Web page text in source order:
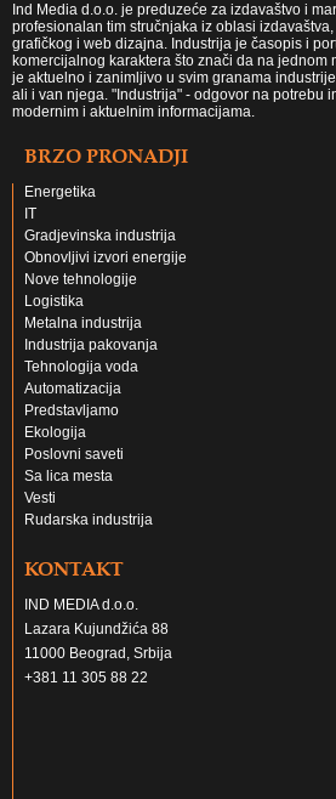
Ind Media d.o.o. je preduzeće za izdavaštvo i
profesionalan tim stručnjaka iz oblasi
grafičkog i web dizajna. Industrija je časopis i
komercijalnog karaktera što znači da na jednom
je aktuelno i zanimljivo u svim granama
ali i van njega. "Industrija" - odgovor na potrebu
modernim i aktuelnim informacijama.
BRZO PRONADJI
Energetika
IT
Gradjevinska industrija
Obnovljivi izvori energije
Nove tehnologije
Logistika
Metalna industrija
Industrija pakovanja
Tehnologija voda
Automatizacija
Predstavljamo
Ekologija
Poslovni saveti
Sa lica mesta
Vesti
Rudarska industrija
KONTAKT
IND MEDIA d.o.o.
Lazara Kujundžića 88
11000 Beograd, Srbija
+381 11 305 88 22